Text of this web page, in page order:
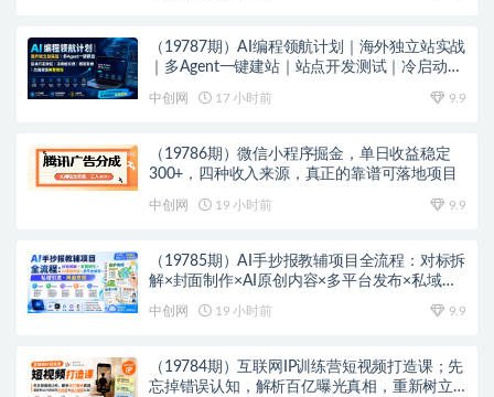
（19787期）AI编程领航计划｜海外独立站实战
｜多Agent一键建站｜站点开发测试｜冷启动引
中创网 17 小时前 9.9
（19786期）微信小程序掘金，单日收益稳定
300+，四种收入来源，真正的靠谱可落地项目
中创网 19 小时前 9.9
（19785期）AI手抄报教辅项目全流程：对标拆
解×封面制作×AI原创内容×多平台发布×私域引
中创网 19 小时前 9.9
（19784期）互联网IP训练营短视频打造课；先
忘掉错误认知，解析百亿曝光真相，重新树立